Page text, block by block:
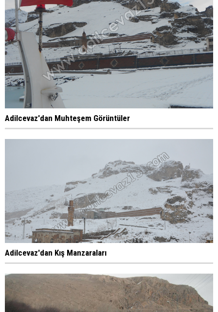
Adilcevaz'dan Muhteşem Görüntüler
Adilcevaz'dan Kış Manzaraları